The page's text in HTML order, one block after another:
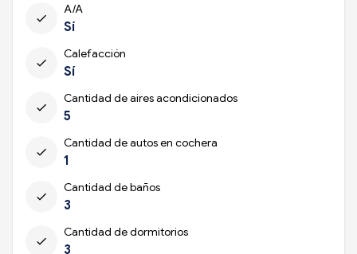
check
A/A
Sí
check
Calefacción
Sí
check
Cantidad de aires acondicionados
5
check
Cantidad de autos en cochera
1
check
Cantidad de baños
3
check
Cantidad de dormitorios
3